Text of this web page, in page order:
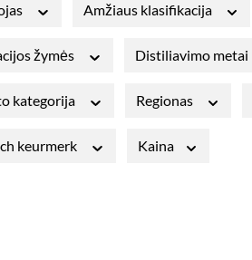
Amžiaus klasifikacija
žymės Distiliavimo metai
kategorija Regionas
keurmerk Kaina